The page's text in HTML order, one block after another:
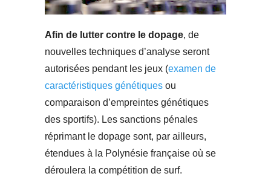
Afin de lutter contre le dopage, de
nouvelles techniques d’analyse seront
autorisées pendant les jeux (examen de
caractéristiques génétiques ou
comparaison d’empreintes génétiques
des sportifs). Les sanctions pénales
réprimant le dopage sont, par ailleurs,
étendues à la Polynésie française où se
déroulera la compétition de surf.